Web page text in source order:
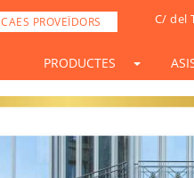
CAES PROVEÏDORS C/ del
PRODUCTES
STONESIF
IDSIF
ONSIF
ARTSIF
TSIF/LSIF
SOLARSIF
ACUSTICSIF
VIDRESIF
KSIF
KSIF PLUS/SUPERPLUS
TOTALSIF